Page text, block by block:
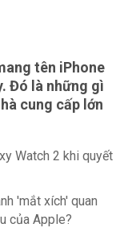
tên iPhone
Đó là những gì
cung cấp lớn
Watch 2 khi quyết
'mắt xích' quan
của Apple?